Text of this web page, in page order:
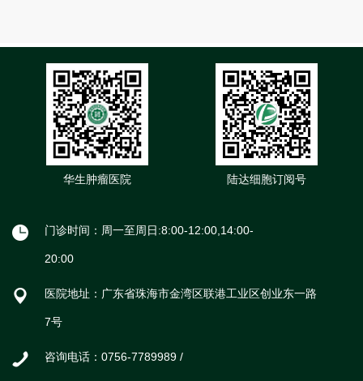
华生肿瘤医院 陆达细胞订阅号
门诊时间：周一至周日:8:00-12:00,14:00-
20:00
医院地址：广东省珠海市金湾区联港工业区创业东一路
7号
咨询电话：0756-7789989 /